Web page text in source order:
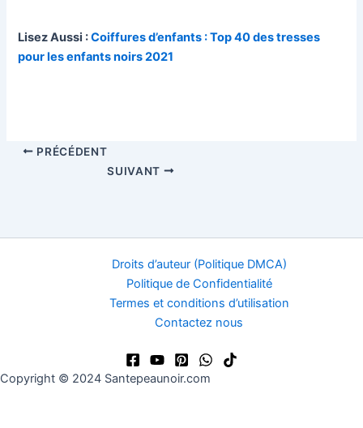
Lisez Aussi :Coiffures d’enfants : Top 40 des tresses
pour les enfants noirs 2021
PRÉCÉDENT
SUIVANT
Droits d’auteur (Politique DMCA)
Politique de Confidentialité
Termes et conditions d’utilisation
Contactez nous
Copyright © 2024 Santepeaunoir.com